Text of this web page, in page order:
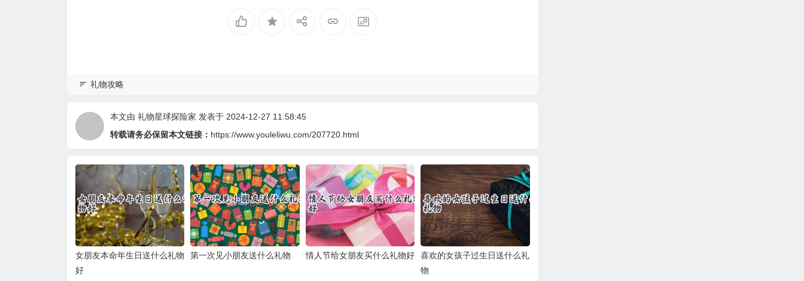
礼物攻略
本文由 礼物星球探险家 发表于 2024-12-27 11:58:45
转载请务必保留本文链接： https://www.youleliwu.com/207720.html
女朋友本命年生日送什么礼物
好
第一次见小朋友送什么礼物 情人节给女朋友买什么礼物好
喜欢的女孩子过生日送什么礼
物